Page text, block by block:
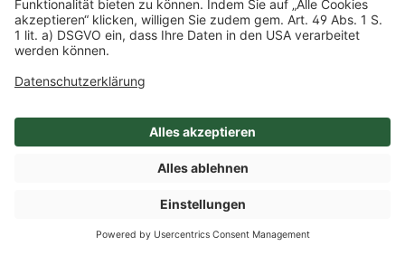
SHOP
ca. 3,5 kg/l Inhalt
1 / Kiste
Republik Südafrika
Mehr Info nach Anmeldung